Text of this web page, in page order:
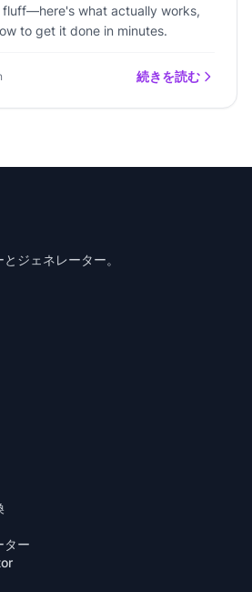
fluff—here's what actually works,
to get it done in minutes.
続きを読む
ジェネレーター。
ター